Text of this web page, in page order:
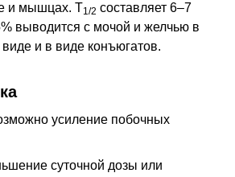
и мышцах. T1/2 составляет 6–7
выводится с мочой и желчью в
и в виде конъюгатов.
усиление побочных
суточной дозы или